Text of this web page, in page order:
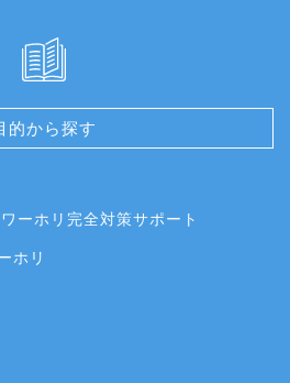
的から探す
ーホリ完全対策サポート
ホリ